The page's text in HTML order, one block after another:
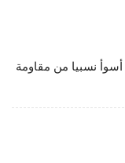
نسبيا من مقاومة